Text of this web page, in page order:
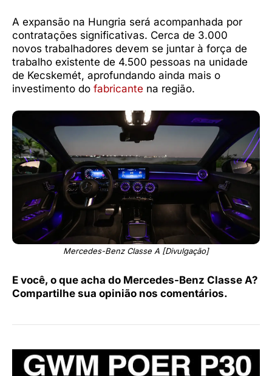
A expansão na Hungria será acompanhada por
contratações significativas. Cerca de 3.000
novos trabalhadores devem se juntar à força de
trabalho existente de 4.500 pessoas na unidade
de Kecskemét, aprofundando ainda mais o
investimento do fabricante na região.
Mercedes-Benz Classe A [Divulgação]
E você, o que acha do Mercedes-Benz Classe A?
Compartilhe sua opinião nos comentários.